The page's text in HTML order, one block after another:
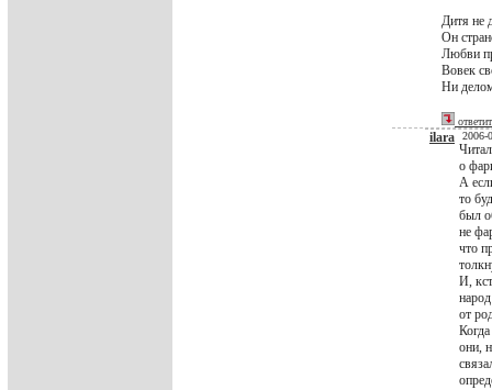
Дитя не
Он
Любви
Вовек
Ни
ilara 2006-
о
А
то
был
не
что
И,
от
они,